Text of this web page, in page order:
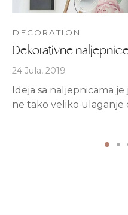
DECORATION
Dekorativne
24 Jula, 2019
Ideja sa naljepnicama
ne tako veliko ulaganje